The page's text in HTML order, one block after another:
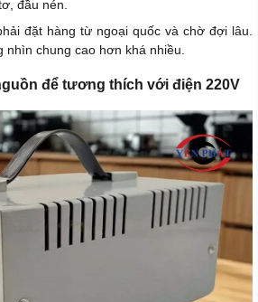
đầu nén.
đặt hàng từ ngoại quốc và chờ đợi lâu.
nhìn chung cao hơn khá nhiều.
để tương thích với điện 220V